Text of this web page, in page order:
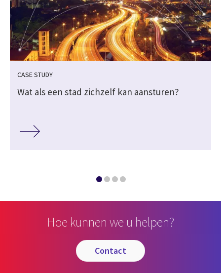
CASE STUDY
Wat als een stad zichzelf kan aansturen?
Hoe kunnen we u helpen?
contact